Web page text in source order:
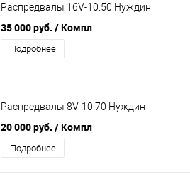
Распредвалы 16V-10.50 Нуждин
35 000 руб. / Компл
Подробнее
Распредвалы 8V-10.70 Нуждин
20 000 руб. / Компл
Подробнее